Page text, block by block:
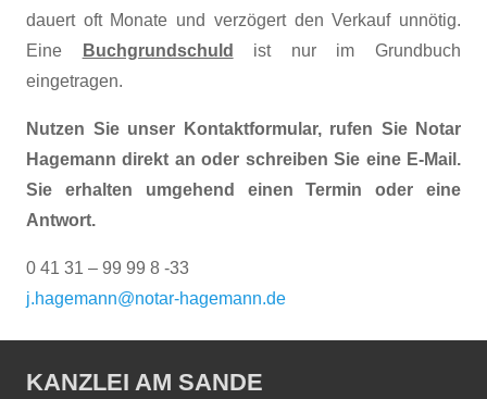
dauert oft Monate und verzögert den Verkauf unnötig.
Eine
Buchgrundschuld
ist nur im Grundbuch
eingetragen.
Nutzen Sie unser Kontaktformular, rufen Sie Notar
Hagemann direkt an oder schreiben Sie eine E-Mail.
Sie erhalten umgehend einen Termin oder eine
Antwort.
0 41 31 – 99 99 8 -33
j.hagemann@notar-hagemann.de
KANZLEI AM SANDE